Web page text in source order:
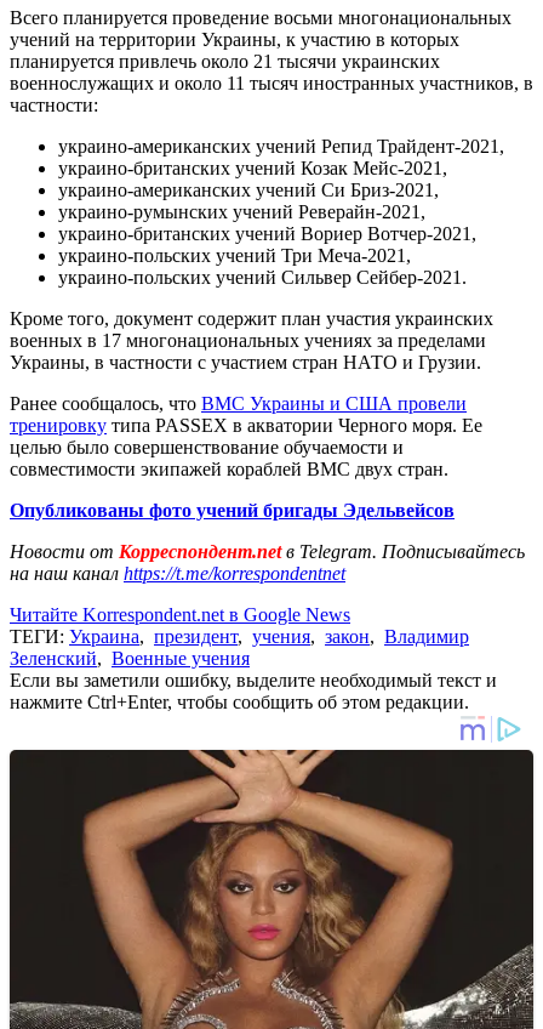
Всего планируется проведение восьми многонациональных
учений на территории Украины, к участию в которых
планируется привлечь около 21 тысячи украинских
военнослужащих и около 11 тысяч иностранных участников, в
частности:
украино-американских учений Репид Трайдент-2021,
украино-британских учений Козак Мейс-2021,
украино-американских учений Си Бриз-2021,
украино-румынских учений Реверайн-2021,
украино-британских учений Вориер Вотчер-2021,
украино-польских учений Три Меча-2021,
украино-польских учений Сильвер Сейбер-2021.
Кроме того, документ содержит план участия украинских
военных в 17 многонациональных учениях за пределами
Украины, в частности с участием стран НАТО и Грузии.
Ранее сообщалось, что ВМС Украины и США провели
тренировку типа PASSEX в акватории Черного моря. Ее
целью было совершенствование обучаемости и
совместимости экипажей кораблей ВМС двух стран.
Опубликованы фото учений бригады Эдельвейсов
Новости от Корреспондент.netв Telegram. Подписывайтесь
на наш канал https://t.me/korrespondentnet
Читайте Korrespondent.net в Google News
ТЕГИ: Украина, президент, учения, закон, Владимир
Зеленский, Военные учения
Если вы заметили ошибку, выделите необходимый текст и
нажмите Ctrl+Enter, чтобы сообщить об этом редакции.